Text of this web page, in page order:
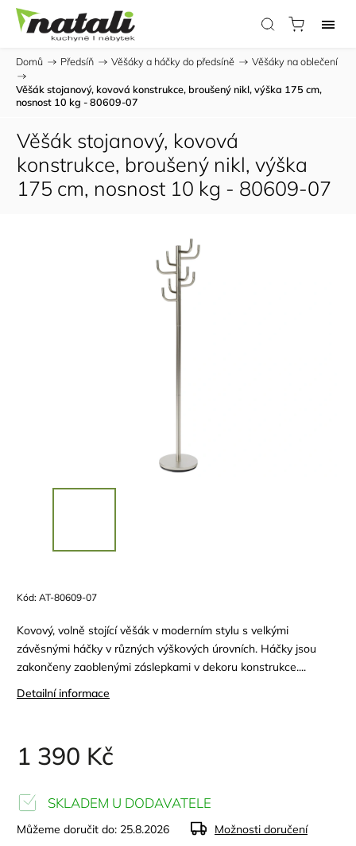
Domů / Předsíň / Věšáky a háčky do předsíně /
Věšáky na oblečení
/
Věšák stojanový, kovová konstrukce, broušený nikl, výška 175 cm,
nosnost 10 kg - 80609-07
Věšák stojanový, kovová
konstrukce, broušený nikl, výška
175 cm, nosnost 10 kg - 80609-07
Kód: AT-80609-07
Kovový, volně stojící věšák v moderním stylu s velkými
závěsnými háčky v různých výškových úrovních. Háčky jsou
zakončeny zaoblenými záslepkami v dekoru konstrukce....
Detailní informace
1 390 Kč
SKLADEM U DODAVATELE
Můžeme doručit do: 25.8.2026 Možnosti doručení